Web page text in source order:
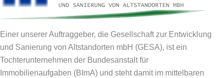
Einer unserer Auftraggeber, die Gesellschaft zur Entwicklung
und Sanierung von Altstandorten mbH (GESA), ist ein
Tochterunternehmen der Bundesanstalt für
Immobilienaufgaben (BImA) und steht damit im mittelbaren